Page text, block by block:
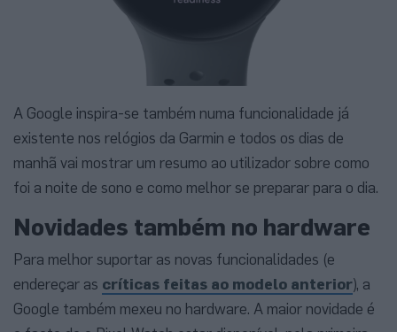
A Google inspira-se também numa funcionalidade já
existente nos relógios da Garmin e todos os dias de
manhã vai mostrar um resumo ao utilizador sobre como
foi a noite de sono e como melhor se preparar para o dia.
Novidades também no hardware
Para melhor suportar as novas funcionalidades (e
endereçar as críticas feitas ao modelo anterior), a
Google também mexeu no hardware. A maior novidade é